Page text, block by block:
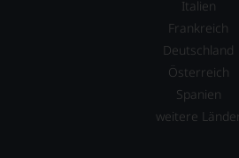
Italien
Frankreich
Deutschland
Österreich
Spanien
weitere Länder